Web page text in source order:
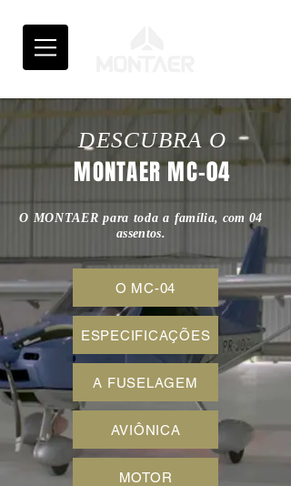
DESCUBRA O
MONTAER MC-04
O MONTAER para toda a família, com 04
assentos.
O MC-04
ESPECIFICAÇÕES
A FUSELAGEM
AVIÔNICA
MOTOR